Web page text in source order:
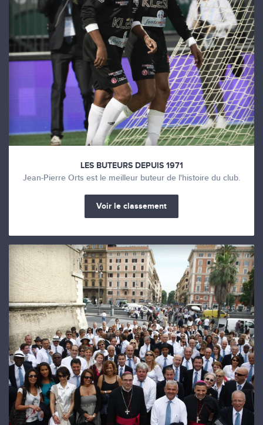
LES BUTEURS DEPUIS 1971
Jean-Pierre Orts est le meilleur buteur de l'histoire du club.
Voir le classement